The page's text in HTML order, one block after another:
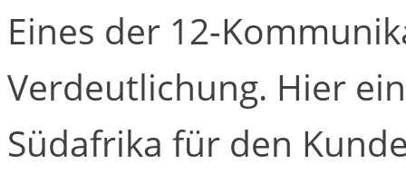
Eines der 12-
Verdeutlichung. Hier
Südafrika für den